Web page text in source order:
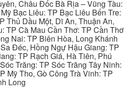
Châu Đốc Bà Rịa – Vũng Tàu:
Bạc Liêu: TP Bạc Liêu Bến Tre:
Thủ Dầu Một, Dĩ An, Thuận An,
TP Cà Mau Cần Thơ: TP Cần Thơ
Nai: TP Biên Hòa, Long Khánh
Đéc, Hồng Ngự Hậu Giang: TP
TP Rạch Giá, Hà Tiên, Phú
Trăng: TP Sóc Trăng Tây Ninh:
Mỹ Tho, Gò Công Trà Vinh: TP
Long